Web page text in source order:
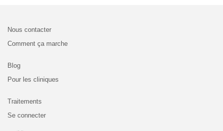
Nous contacter
Comment ça marche
Blog
Pour les cliniques
Traitements
Se connecter